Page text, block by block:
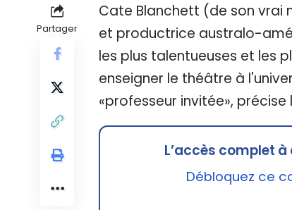
Partager
Cate Blanchett (de son vrai
et productrice australo-
les plus talentueuses et les
enseigner le théâtre à
«professeur invitée», précise
L’accès complet
Débloquez ce